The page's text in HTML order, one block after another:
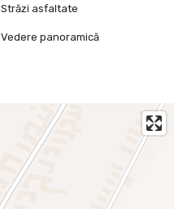
Străzi asfaltate
Vedere panoramică